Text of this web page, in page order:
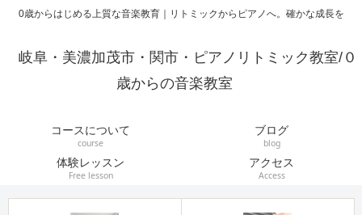
0歳からはじめる上質な音楽教育｜リトミックからピアノへ。確かな成長を
岐阜・美濃加茂市・関市・ピアノリトミック教室/０
歳からの音楽教室
コースについて
course
ブログ
blog
体験レッスン
Free lesson
アクセス
Access